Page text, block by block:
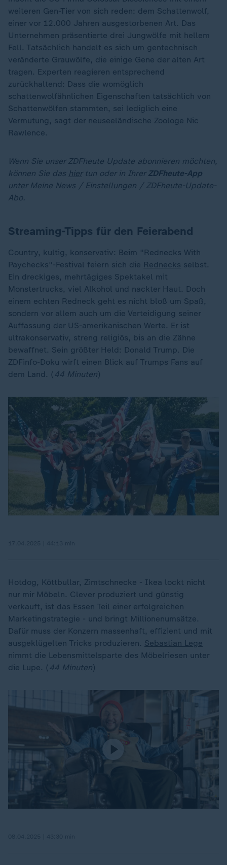
weiteren Gen-Tier von sich reden: dem Schattenwolf,
einer vor 12.000 Jahren ausgestorbenen Art. Das
Unternehmen präsentierte drei Jungwölfe mit hellem
Fell. Tatsächlich handelt es sich um gentechnisch
veränderte Grauwölfe, die einige Gene der alten Art
tragen. Experten reagieren entsprechend
zurückhaltend: Dass die womöglich
schattenwolfähnlichen Eigenschaften tatsächlich von
Schattenwölfen stammten, sei lediglich eine
Vermutung, sagt der neuseeländische Zoologe Nic
Rawlence.
Wenn Sie unser ZDFheute Update abonnieren möchten,
können Sie das hiertun oder in Ihrer ZDFheute-App
unter Meine News / Einstellungen / ZDFheute-Update-
Abo.
Streaming-Tipps für den Feierabend
Country, kultig, konservativ: Beim "Rednecks With
Paychecks"-Festival feiern sich die Rednecks selbst.
Ein dreckiges, mehrtägiges Spektakel mit
Monstertrucks, viel Alkohol und nackter Haut. Doch
einem echten Redneck geht es nicht bloß um Spaß,
sondern vor allem auch um die Verteidigung seiner
Auffassung der US-amerikanischen Werte. Er ist
ultrakonservativ, streng religiös, bis an die Zähne
bewaffnet. Sein größter Held: Donald Trump. Die
ZDFinfo-Doku wirft einen Blick auf Trumps Fans auf
dem Land. ( 44 Minuten)
Hotdog, Köttbullar, Zimtschnecke - Ikea lockt nicht
nur mir Möbeln. Clever produziert und günstig
verkauft, ist das Essen Teil einer erfolgreichen
Marketingstrategie - und bringt Millionenumsätze.
Dafür muss der Konzern massenhaft, effizient und mit
ausgeklügelten Tricks produzieren. Sebastian Lege
nimmt die Lebensmittelsparte des Möbelriesen unter
die Lupe. ( 44 Minuten)